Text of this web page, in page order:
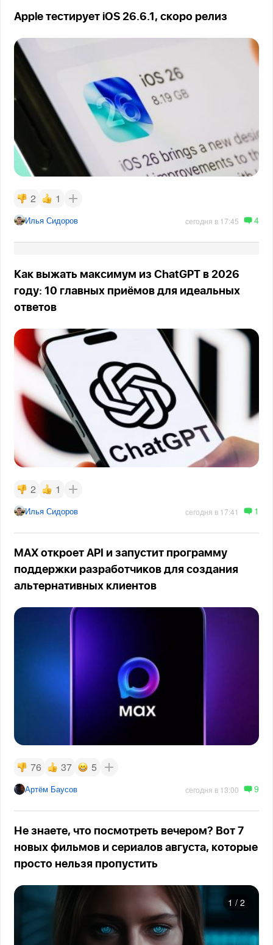
Apple тестирует iOS 26.6.1, скоро релиз
2 1
Илья Сидоров сегодня в 17:45 4
Как выжать максимум из ChatGPT в 2026
году: 10 главных приёмов для идеальных
ответов
2 1
Илья Сидоров сегодня в 17:41 1
MAX откроет API и запустит программу
поддержки разработчиков для создания
альтернативных клиентов
76 37 5
Артём Баусов сегодня в 13:00 9
Не знаете, что посмотреть вечером? Вот 7
новых фильмов и сериалов августа, которые
просто нельзя пропустить
1 / 2